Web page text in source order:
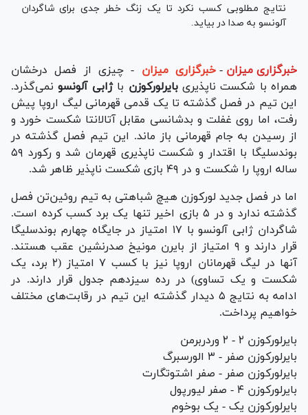
نتایج مطلوبی کسب نکرد تا یک زنگ خطر جدی برای شاگردان
آلونسو به صدا در بیاید.
خبرگزاری میزان - خبرگزاری میزان - چیزی از فصل درخشان
همراه با شکست ناپذیریبایرلورکوزن باژابی آلونسونمی‌گذرد.
این تیم در فصل گذشته تا یک قدمی قهرمانی لیگ اروپا پیش
رفت، اما روی غفلت و بدشانسی مقابل آتالانتا شکست خورد و
از رسیدن به جام قهرمانی باز ماند. این تیم فصل گذشته در
بوندسلیگا با اقتدار و شکست ناپذیری قهرمان شد و رکورد ۵۹
ساله اروپا را شکست و در ۴۹ بازی شکست ناپذیر ظاهر شد.
اما در فصل جدید لورکوزن هیچ شباهتی به تیم روئین‌تن فصل
گذشته ندارد و در ۵ بازی اخیر تنها یک برد کسب کرده است.
شاگردان ژابی آلونسو با ۱۷ امتیاز در جایگاه چهارم بوندسلیگا
قرار دارند و ۹ امتیاز از بایرن مونیخ صدرنشین عقب هستند.
آنها در لیگ قهرمانان اروپا نیز با کسب ۷ امتیاز (۲ برد، یک
شکست و یک تساوی) در رده سیزدهم جدول قرار دارند. در
ادامه به نتایج ۵ دیدار گذشته این تیم در رقابت‌های مختلف
خواهیم پرداخت.
بایرلورکوزن ۲ - ۲ وردربرمن
بایرلورکوزن صفر - ۳ الورسبرگ
بایرلورکوزن صفر - صفر اشتوتگارت
بایرلورکوزن ۴ - صفر لیورپول
بایرلورکوزن یک - یک بوخوم